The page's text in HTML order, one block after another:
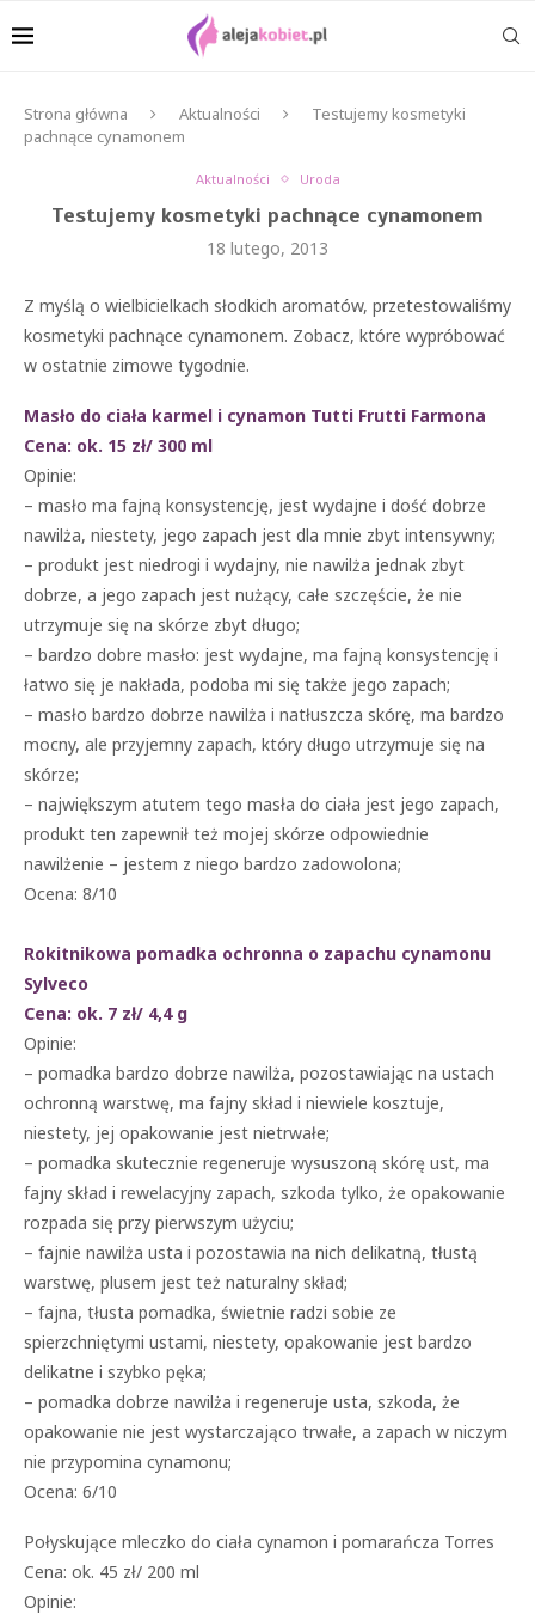
Strona główna Aktualności
Testujemy kosmetyki
pachnące cynamonem
Aktualności Uroda
Testujemy kosmetyki pachnące cynamonem
18 lutego, 2013
Z myślą o wielbicielkach słodkich aromatów, przetestowaliśmy
kosmetyki pachnące cynamonem. Zobacz, które wypróbować
w ostatnie zimowe tygodnie.
Masło do ciała karmel i cynamon Tutti Frutti Farmona
Cena: ok. 15 zł/ 300 ml
Opinie:
– masło ma fajną konsystencję, jest wydajne i dość dobrze
nawilża, niestety, jego zapach jest dla mnie zbyt intensywny;
– produkt jest niedrogi i wydajny, nie nawilża jednak zbyt
dobrze, a jego zapach jest nużący, całe szczęście, że nie
utrzymuje się na skórze zbyt długo;
– bardzo dobre masło: jest wydajne, ma fajną konsystencję i
łatwo się je nakłada, podoba mi się także jego zapach;
– masło bardzo dobrze nawilża i natłuszcza skórę, ma bardzo
mocny, ale przyjemny zapach, który długo utrzymuje się na
skórze;
– największym atutem tego masła do ciała jest jego zapach,
produkt ten zapewnił też mojej skórze odpowiednie
nawilżenie – jestem z niego bardzo zadowolona;
Ocena: 8/10
Rokitnikowa pomadka ochronna o zapachu cynamonu
Sylveco
Cena: ok. 7 zł/ 4,4 g
Opinie:
– pomadka bardzo dobrze nawilża, pozostawiając na ustach
ochronną warstwę, ma fajny skład i niewiele kosztuje,
niestety, jej opakowanie jest nietrwałe;
– pomadka skutecznie regeneruje wysuszoną skórę ust, ma
fajny skład i rewelacyjny zapach, szkoda tylko, że opakowanie
rozpada się przy pierwszym użyciu;
– fajnie nawilża usta i pozostawia na nich delikatną, tłustą
warstwę, plusem jest też naturalny skład;
– fajna, tłusta pomadka, świetnie radzi sobie ze
spierzchniętymi ustami, niestety, opakowanie jest bardzo
delikatne i szybko pęka;
– pomadka dobrze nawilża i regeneruje usta, szkoda, że
opakowanie nie jest wystarczająco trwałe, a zapach w niczym
nie przypomina cynamonu;
Ocena: 6/10
Połyskujące mleczko do ciała cynamon i pomarańcza Torres
Cena: ok. 45 zł/ 200 ml
Opinie: